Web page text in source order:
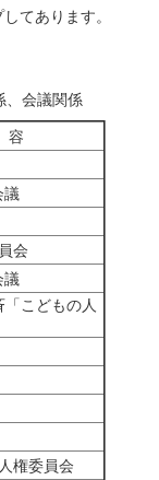
てあります。
会議関係
議
会
議
こどもの人
権委員会